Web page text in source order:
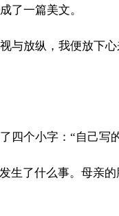
了一篇美文。
与放纵，我便放下
四个小字：“自己写
生了什么事。母亲